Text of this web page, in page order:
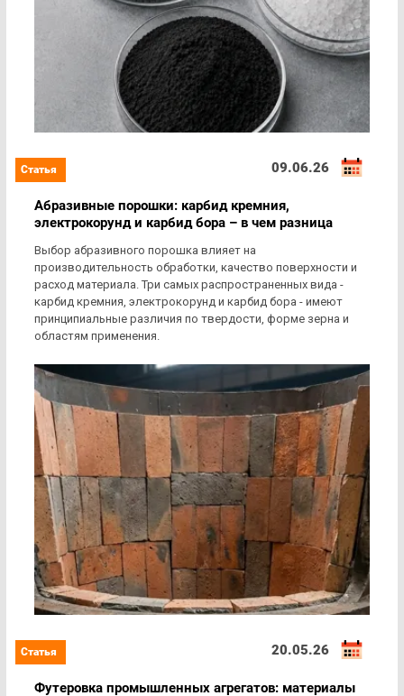
09.06.26
Абразивные порошки: карбид кремния,
электрокорунд и карбид бора – в чем разница
Выбор абразивного порошка влияет на
производительность обработки, качество поверхности и
расход материала. Три самых распространенных вида -
карбид кремния, электрокорунд и карбид бора - имеют
принципиальные различия по твердости, форме зерна и
областям применения.
20.05.26
Футеровка промышленных агрегатов: материалы